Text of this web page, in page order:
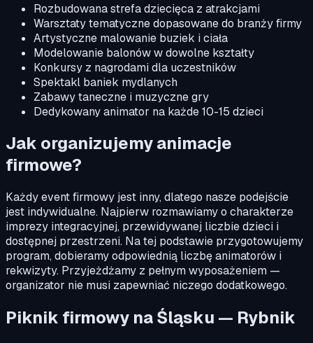
Rozbudowana strefa dziecięca z atrakcjami
Warsztaty tematyczne dopasowane do branży firmy
Artystyczne malowanie buziek i ciała
Modelowanie balonów w dowolne kształty
Konkursy z nagrodami dla uczestników
Spektakl baniek mydlanych
Zabawy taneczne i muzyczne gry
Dedykowany animator na każde 10-15 dzieci
Jak organizujemy animacje
firmowe?
Każdy event firmowy jest inny, dlatego nasze podejście
jest indywidualne. Najpierw rozmawiamy o charakterze
imprezy integracyjnej, przewidywanej liczbie dzieci i
dostępnej przestrzeni. Na tej podstawie przygotowujemy
program, dobieramy odpowiednią liczbę animatorów i
rekwizyty. Przyjeżdżamy z pełnym wyposażeniem —
organizator nie musi zapewniać niczego dodatkowego.
Piknik firmowy na Śląsku — Rybnik